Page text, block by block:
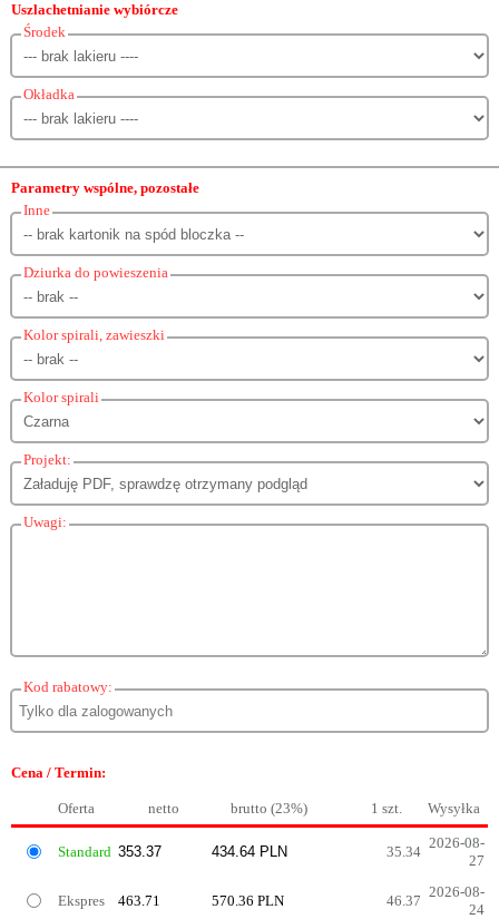
Uszlachetnianie wybiórcze
Środek
Okładka
Parametry wspólne, pozostałe
Inne
Dziurka do powieszenia
Kolor spirali, zawieszki
Kolor spirali
Projekt:
Uwagi:
Kod rabatowy:
Cena / Termin:
Oferta netto brutto (23%) 1 szt. Wysyłka
Standard 35.34
2026-08-
27
Ekspres 463.71 570.36 PLN 46.37
2026-08-
24